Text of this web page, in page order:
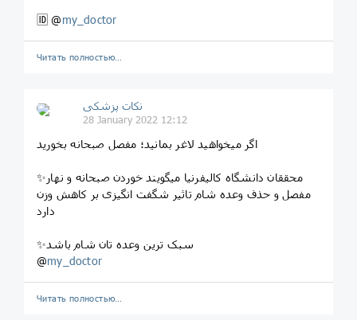
🆔 @my_doctor
Читать полностью…
نکات پزشکی
28 January 2022 12:12
اگر میخواهید لاغر بمانید؛ مفصل صبحانه بخورید
✨محققان دانشگاه کالیفرنیا میگویند خوردن صبحانه و نهار
مفصل و حذف وعده شام تاثیر شگفت انگیزی بر کاهش وزن
دارد
✨سبک ترین وعده تان شام باشد
@my_doctor
Читать полностью…